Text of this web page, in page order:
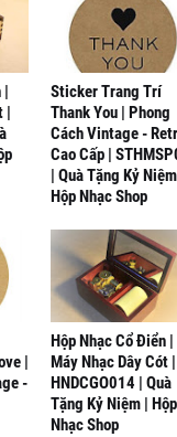
|
|
Sticker Trang Trí
Thank You | Phong
Cách Vintage -
Cao Cấp |
| Quà Tặng Kỷ
Hộp Nhạc Shop
|
-
Hộp Nhạc Cổ Điển |
Máy Nhạc Dây Cót |
HNDCGO014 | Quà
Tặng Kỷ Niệm | Hộp
Nhạc Shop